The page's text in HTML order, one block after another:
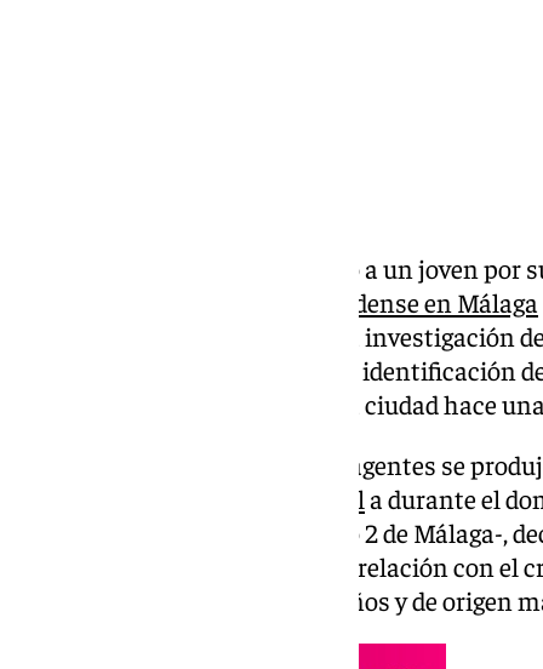
La Policía Nacional ha detenido a un joven
asesinato del turista estadounidense en Málaga
ha podido conocer este lunes, la investigación
citado cuerpo ha conducido a la identificación
homicidio, que conmocionó a la ciudad hace
El arresto del individuo por los agentes se
disposición judiciala durante el
Juzgado de Instrucción número 2 de Málaga-,
comunicada y sin fianza por su relación con el
que se trata de un joven de 27 años y de origen